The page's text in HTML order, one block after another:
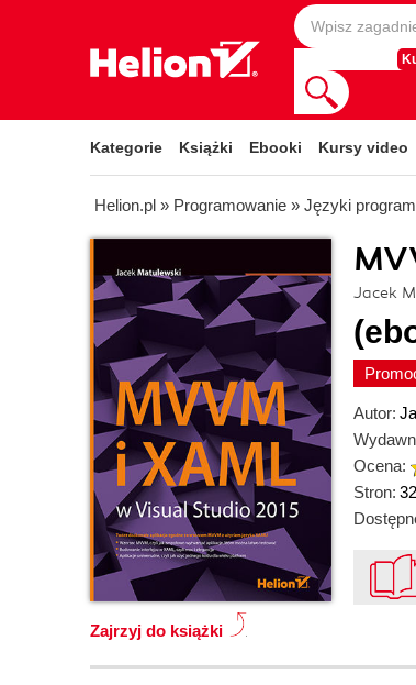
Kategorie Książki Ebooki Kursy video
Helion.pl » Programowanie » Języki
Jacek
Zajrzyj do książki
Autor:
Ocena:
Stron: